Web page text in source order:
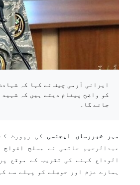
ایرانی آرمی چیف نے کہا کہ
کو واضح پیغام دیتے ہیں کہ
جائے گا۔
مہر خبررساں ایجنسی کی رپورٹ
عبدالرحیم حاتمی نے مسلح
الوداع کہنے کی تقریب کے موقع
ہمارے عزم اور حوصلے کو پہلے سے